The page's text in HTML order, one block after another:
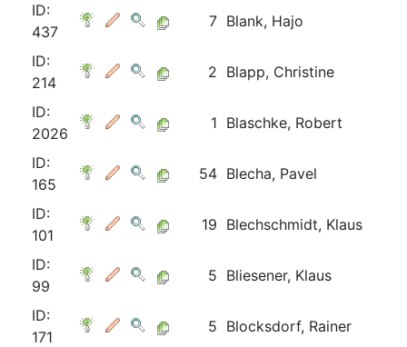
ID:
437
7 Blank, Hajo
ID:
214
2 Blapp, Christine
ID:
2026
1 Blaschke, Robert
ID:
165
54 Blecha, Pavel
ID:
101
19 Blechschmidt, Klaus
ID:
99
5 Bliesener, Klaus
ID:
171
5 Blocksdorf, Rainer